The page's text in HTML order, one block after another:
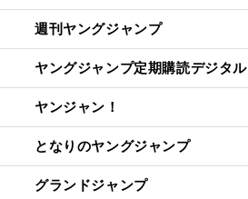
週刊ヤングジャンプ
ヤングジャンプ定期購読デジタル
ヤンジャン！
となりのヤングジャンプ
グランドジャンプ